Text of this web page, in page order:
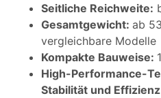
Seitliche Reichweite:
Gesamtgewicht: ab
vergleichbare Modelle
Kompakte Bauweise:
High-Performance-
Stabilität und Effizienz